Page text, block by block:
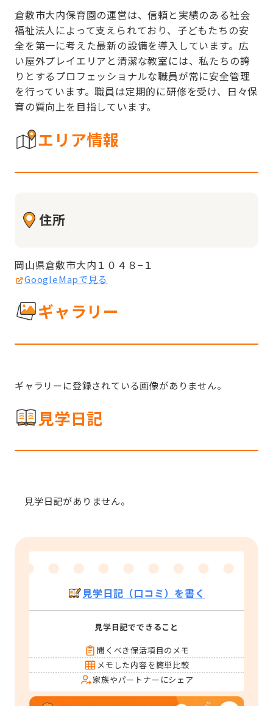
倉敷市大内保育園の運営は、信頼と実績のある社会
福祉法人によって支えられており、子どもたちの安
全を第一に考えた最新の設備を導入しています。広
い屋外プレイエリアと清潔な教室には、私たちの誇
りとするプロフェッショナルな職員が常に安全管理
を行っています。職員は定期的に研修を受け、日々保
育の質向上を目指しています。
エリア情報
住所
岡山県倉敷市大内１０４８−１
GoogleMapで見る
ギャラリー
ギャラリーに登録されている画像がありません。
見学日記
見学日記がありません。
見学日記（口コミ）を書く
見学日記でできること
聞くべき保活項目のメモ
メモした内容を簡単比較
家族やパートナーにシェア